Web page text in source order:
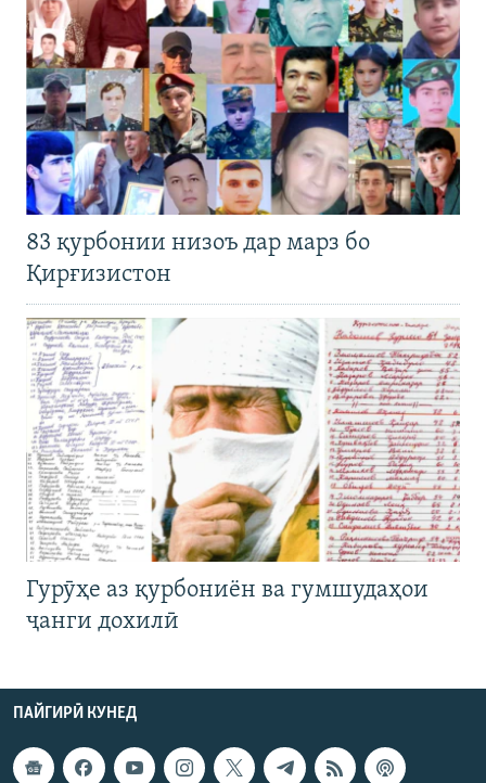
83 қурбонии низоъ дар марз бо
Қирғизистон
Гурӯҳе аз қурбониён ва гумшудаҳои
ҷанги дохилӣ
ПАЙГИРӢ КУНЕД